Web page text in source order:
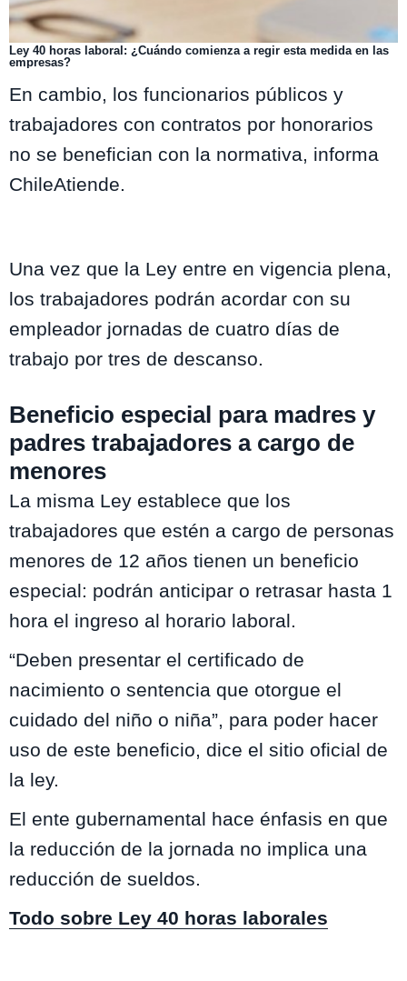
Ley 40 horas laboral: ¿Cuándo comienza a regir esta medida en las
empresas?
En cambio, los funcionarios públicos y
trabajadores con contratos por honorarios
no se benefician con la normativa, informa
ChileAtiende.
Una vez que la Ley entre en vigencia plena,
los trabajadores podrán acordar con su
empleador jornadas de cuatro días de
trabajo por tres de descanso.
Beneficio especial para madres y
padres trabajadores a cargo de
menores
La misma Ley establece que los
trabajadores que estén a cargo de personas
menores de 12 años tienen un beneficio
especial: podrán anticipar o retrasar hasta 1
hora el ingreso al horario laboral.
“Deben presentar el certificado de
nacimiento o sentencia que otorgue el
cuidado del niño o niña”, para poder hacer
uso de este beneficio, dice el sitio oficial de
la ley.
El ente gubernamental hace énfasis en que
la reducción de la jornada no implica una
reducción de sueldos.
Todo sobre Ley 40 horas laborales